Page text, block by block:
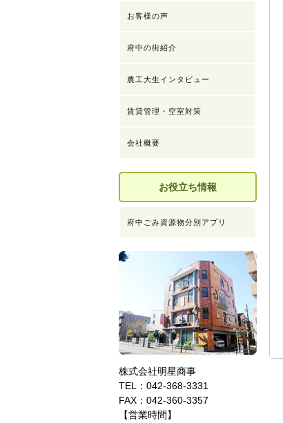
お客様の声
府中の街紹介
農工大生インタビュー
賃貸管理・空室対策
会社概要
お役立ち情報
府中ごみ資源物分別アプリ
株式会社明星商事
TEL：042-368-3331
FAX：042-360-3357
【営業時間】